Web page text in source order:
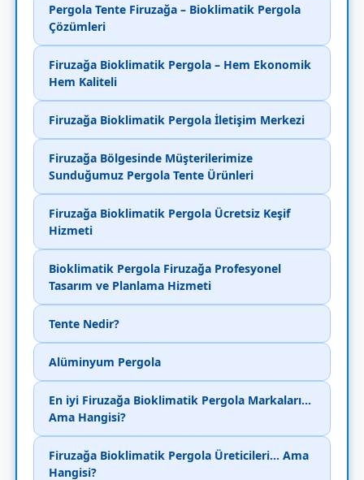
Pergola Tente Firuzağa – Bioklimatik Pergola
Çözümleri
Firuzağa Bioklimatik Pergola – Hem Ekonomik
Hem Kaliteli
Firuzağa Bioklimatik Pergola İletişim Merkezi
Firuzağa Bölgesinde Müşterilerimize
Sunduğumuz Pergola Tente Ürünleri
Firuzağa Bioklimatik Pergola Ücretsiz Keşif
Hizmeti
Bioklimatik Pergola Firuzağa Profesyonel
Tasarım ve Planlama Hizmeti
Tente Nedir?
Alüminyum Pergola
En iyi Firuzağa Bioklimatik Pergola Markaları...
Ama Hangisi?
Firuzağa Bioklimatik Pergola Üreticileri... Ama
Hangisi?